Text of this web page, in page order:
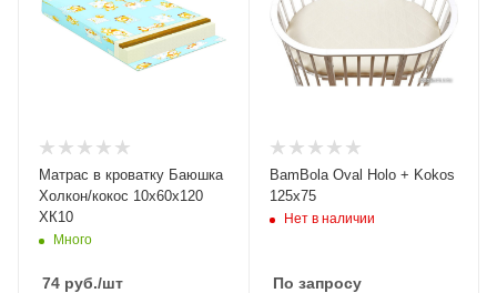
Матрас в кроватку Баюшка
Холкон/кокос 10x60x120
ХК10
Много
74 руб./шт
BamBola Oval Holo + Kokos
125x75
Нет в наличии
По запросу